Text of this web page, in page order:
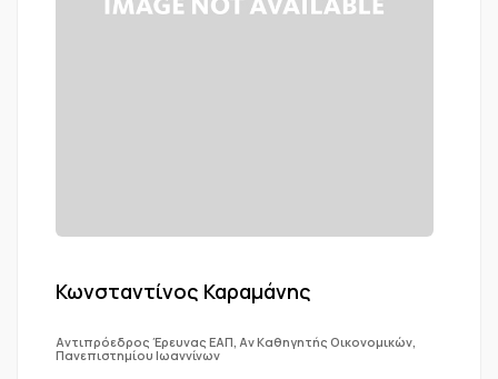
Κωνσταντίνος Καραμάνης
Αντιπρόεδρος Έρευνας ΕΑΠ, Αν Καθηγητής Οικονομικών,
Πανεπιστημίου Ιωαννίνων